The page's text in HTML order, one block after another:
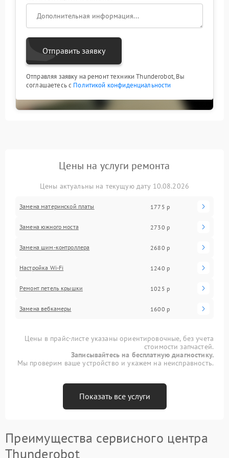
Отправить заявку
Отправляя заявку на ремонт техники Thunderobot, Вы
соглашаетесь с Политикой конфиденциальности
Цены на услуги ремонта
Цены актуальны на текущую дату 10.08.2026
Замена материнской платы 1775 р
Замена южного моста 2730 р
Замена шим-контроллера 2680 р
Настройка Wi-Fi 1240 р
Ремонт петель крышки 1025 р
Замена вебкамеры 1600 р
Цены в прайс-листе указаны ориентировочные, без учета
стоимости запчастей.
Записывайтесь на бесплатную диагностику.
Мы проверим ваше устройство и укажем на неисправность.
Показать все услуги
Преимущества сервисного центра
Thunderobot